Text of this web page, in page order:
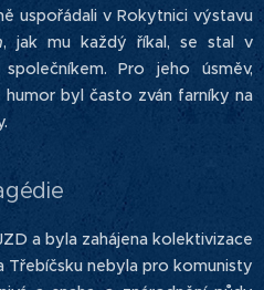
uspořádali v Rokytnici výstavu
, jak mu každý říkal, se stal v
Pro jeho úsměv,
byl často zván farníky na
a byla zahájena kolektivizace
Třebíčsku nebyla pro komunisty